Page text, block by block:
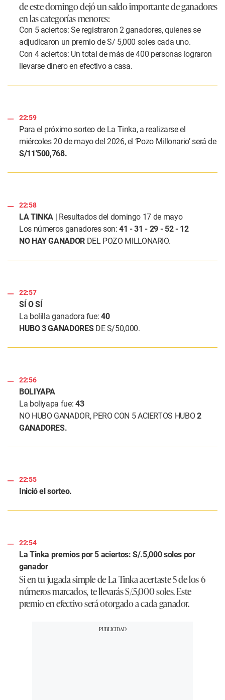
de este domingo dejó un saldo importante de ganadores
en las categorías menores:
Con 5 aciertos: Se registraron 2 ganadores, quienes se
adjudicaron un premio de S/ 5,000 soles cada uno.
Con 4 aciertos: Un total de más de 400 personas lograron
llevarse dinero en efectivo a casa.
22:59
Para el próximo sorteo de La Tinka, a realizarse el
miércoles 20 de mayo del 2026, el ‘Pozo Millonario’ será de
S/11'500,768.
22:58
LA TINKA | Resultados del domingo 17 de mayo
Los números ganadores son:41 - 31 - 29 - 52 - 12
NO HAY GANADORDEL POZO MILLONARIO.
22:57
SÍ O SÍ
La bolilla ganadora fue: 40
HUBO 3 GANADORESDE S/50,000.
22:56
BOLIYAPA
La boliyapa fue: 43
NO HUBO GANADOR, PERO CON 5 ACIERTOS HUBO 2
GANADORES.
22:55
Inició el sorteo.
22:54
La Tinka premios por 5 aciertos: S/.5,000 soles por
ganador
Si en tu jugada simple de La Tinka acertaste 5 de los 6
números marcados, te llevarás S/.5,000 soles. Este
premio en efectivo será otorgado a cada ganador.